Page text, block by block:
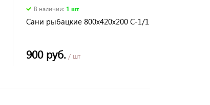
В наличии: 1 шт
Сани рыбацкие 800х420х200 С-1/1
900 руб. / шт